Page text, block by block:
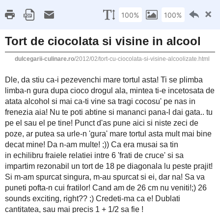
Dulcegarii culinare
3 FEBRUARIE 2012
Tort de ciocolata si visine in alcool
Dle, da stiu ca-i pezevenchi mare tortul asta! Ti se
mintea ti-e incetosata de atata alcohol si mai ca-ti vine sa
poti abtine si mananci pana-l dai gata.. tu pe el sau el pe
poze, ar putea sa urle-n 'gura' mare tortul asta mult mai
musai sa tin in echilibru fraiele relatiei intre 6 'frati de
pe diagonala lu peste prajit! Si m-am spurcat singura, m-au
cui fratilor! Cand am de 26 cm nu veniti!;) 26 sounds
cantitatea, sau mai precis 1 + 1/2 sa fie !
This site uses cookies from Google to deliver